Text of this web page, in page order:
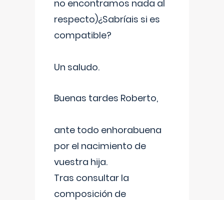
no encontramos nada al
respecto)¿Sabríais si es
compatible?
Un saludo.
Buenas tardes Roberto,
ante todo enhorabuena
por el nacimiento de
vuestra hija.
Tras consultar la
composición de